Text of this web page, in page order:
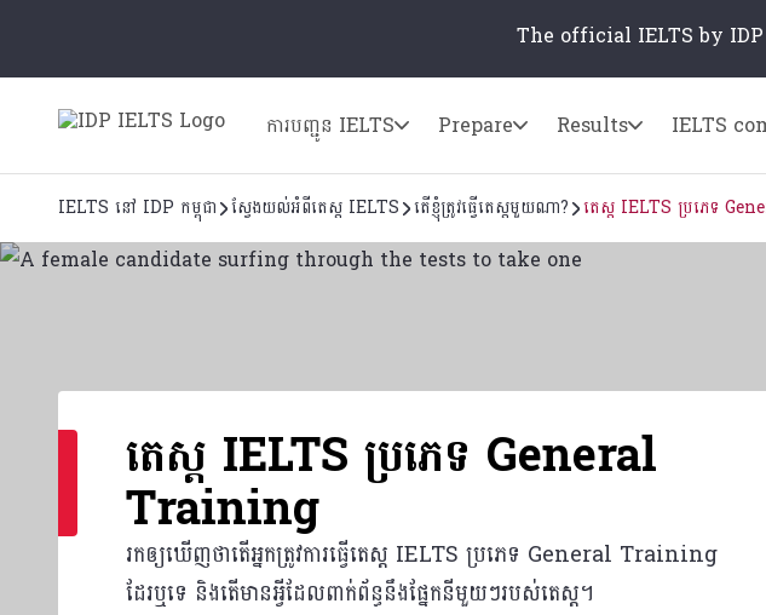
The official IELTS by
ការបញ្ជូន IELTS Prepare Results IELTS
IELTS នៅ IDP កម្ពុជា ស្វែងយល់អំពីតេស្ត IELTS តើខ្ញុំត្រូវធ្វើតេស្តមួយណា? តេស្ត IELTS ប្រភេទ
តេស្ត IELTS ប្រភេទ General
Training
រកឲ្យឃើញថាតើអ្នកត្រូវការធ្វើតេស្ត IELTS ប្រភេទ General Training
ដែរឬទេ និងតើមានអ្វីដែលពាក់ព័ន្ធនឹងផ្នែកនីមួយៗរបស់តេស្ត។